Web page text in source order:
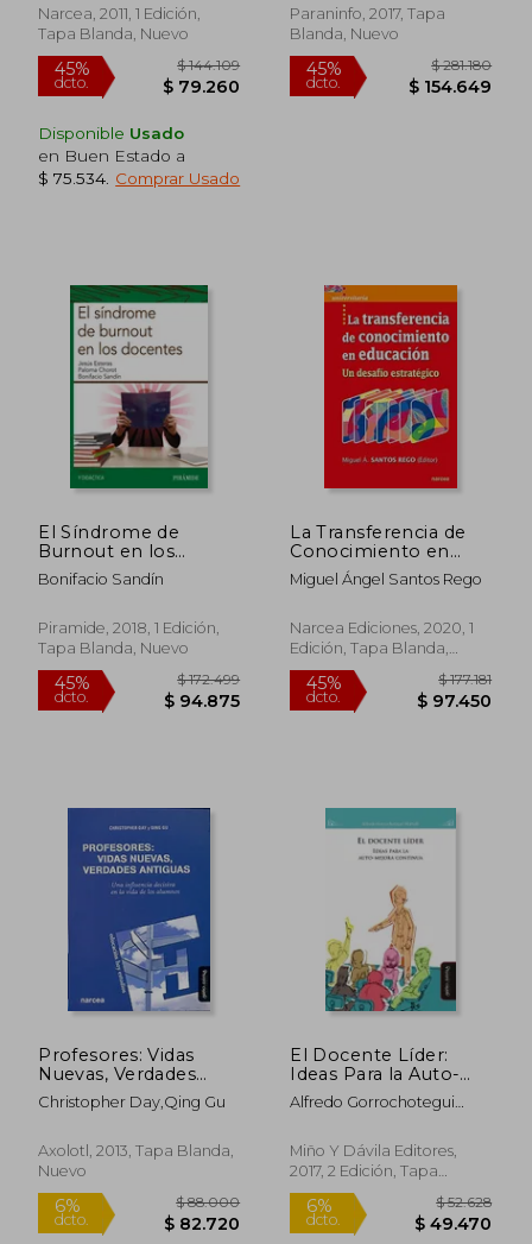
Narcea, 2011, 1 Edición,
Tapa Blanda, Nuevo
dcto. $ 79.260
Disponible Usado
en Buen Estado a
$ 75.534 Comprar Usado
Paraninfo, 2017, Tapa
Blanda, Nuevo
45%
dcto. $
El Síndrome de
Burnout en los
Docentes
Bonifacio Sandín
Piramide, 2018, 1 Edición,
Tapa Blanda, Nuevo
La Transferencia de
Conocimiento en
Educación. Un
Desafío Estratégico.
Miguel Ángel Santos Rego
Narcea Ediciones, 2020, 1
Edición, Tapa Blanda,
Nuevo
Profesores: Vidas
Nuevas, Verdades
Antiguas. Una
Influencia Decisiva en
Alumnos
Christopher Day,Qing Gu
Axolotl, 2013, Tapa Blanda,
Nuevo
El Docente Líder:
Ideas Para la Auto-
Mejora Continua
Alfredo Gorrochotegui
Miño Y Dávila Editores,
2017, 2 Edición, Tapa
Blanda, Nuevo